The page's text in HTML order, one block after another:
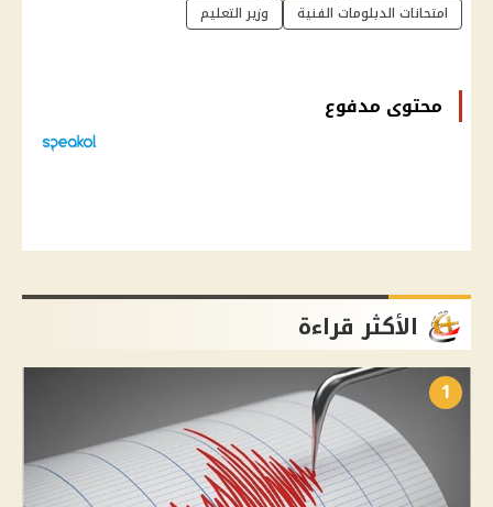
امتحانات الدبلومات الفنية
وزير التعليم
محتوى مدفوع
الأكثر قراءة
1